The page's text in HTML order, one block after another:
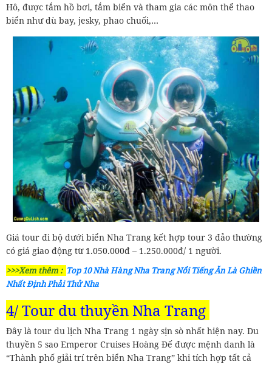
Hô, được tắm hồ bơi, tắm biển và tham gia các môn thể thao
biển như dù bay, jesky, phao chuối,…
Giá tour đi bộ dưới biển Nha Trang kết hợp tour 3 đảo thường
có giá giao động từ 1.050.000đ – 1.250.000đ/ 1 người.
>>>Xem thêm : Top 10 Nhà Hàng Nha Trang Nổi Tiếng Ăn Là Ghiền
Nhất Định Phải Thử Nha
4/ Tour du thuyền Nha Trang
Đây là tour du lịch Nha Trang 1 ngày sịn sò nhất hiện nay. Du
thuyền 5 sao Emperor Cruises Hoàng Đế được mệnh danh là
“Thành phố giải trí trên biển Nha Trang” khi tích hợp tất cả